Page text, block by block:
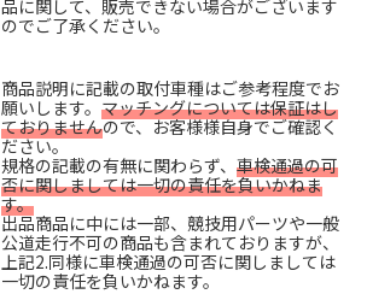
品に関して、販売できない場合がございます
のでご了承ください。
商品説明に記載の取付車種はご参考程度でお
願いします。 マッチングについては保証はし
ておりませんので、お客様様自身でご確認く
ださい。
規格の記載の有無に関わらず、 車検通過の可
否に関しましては一切の責任を負いかねま
す。
出品商品に中には一部、競技用パーツや一般
公道走行不可の商品も含まれておりますが、
上記2.同様に車検通過の可否に関しましては
一切の責任を負いかねます。